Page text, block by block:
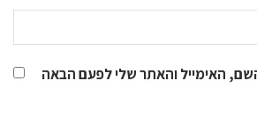
האימייל והאתר שלי לפעם הבאה